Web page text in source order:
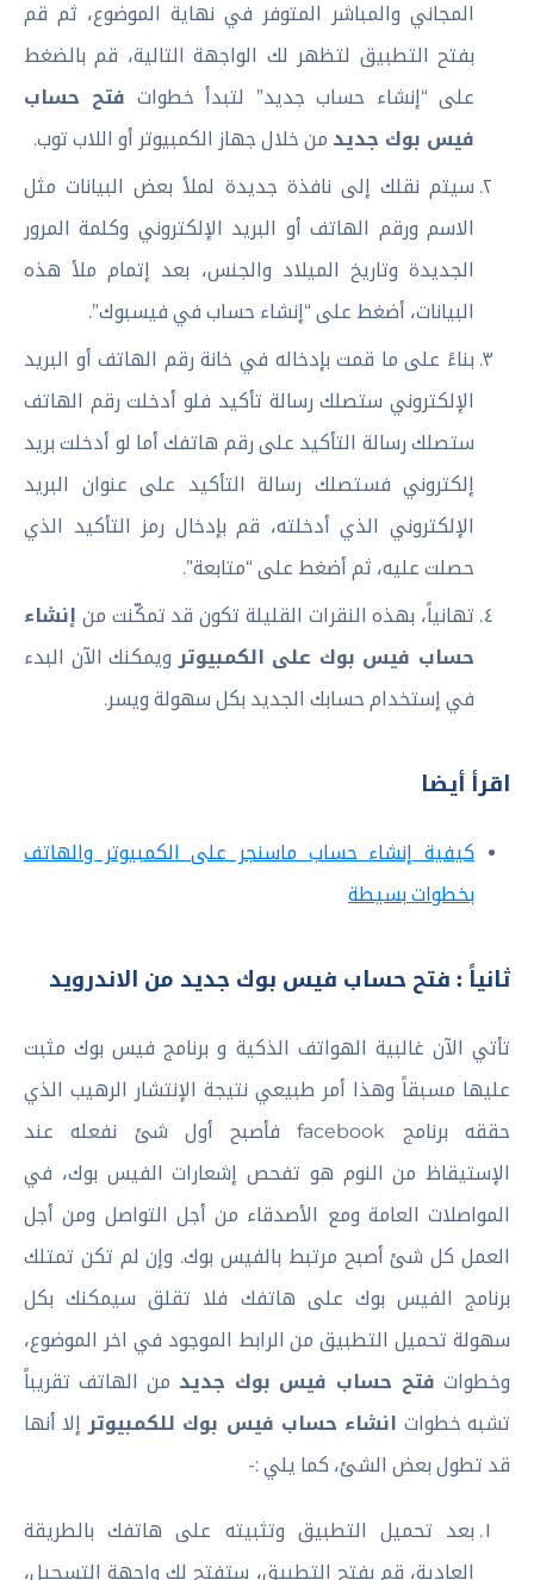
المجاني والمباشر المتوفر في نهاية الموضوع، ثم قم
بفتح التطبيق لتظهر لك الواجهة التالية، قم بالضغط
على “إنشاء حساب جديد” لتبدأ خطوات فتح حساب
فيس بوك جديد من خلال جهاز الكمبيوتر أو اللاب توب.
سيتم نقلك إلى نافذة جديدة لملأ بعض البيانات مثل
الاسم ورقم الهاتف أو البريد الإلكتروني وكلمة المرور
الجديدة وتاريخ الميلاد والجنس، بعد إتمام ملأ هذه
البيانات، أضغط على “إنشاء حساب في فيسبوك”.
بناءً على ما قمت بإدخاله في خانة رقم الهاتف أو البريد
الإلكتروني ستصلك رسالة تأكيد فلو أدخلت رقم الهاتف
ستصلك رسالة التأكيد على رقم هاتفك أما لو أدخلت بريد
إلكتروني فستصلك رسالة التأكيد على عنوان البريد
الإلكتروني الذي أدخلته، قم بإدخال رمز التأكيد الذي
حصلت عليه، ثم أضغط على “متابعة”.
تهانياً، بهذه النقرات القليلة تكون قد تمكّنت من إنشاء
حساب فيس بوك على الكمبيوتر ويمكنك الآن البدء
في إستخدام حسابك الجديد بكل سهولة ويسر.
اقرأ أيضا
كيفية إنشاء حساب ماسنجر على الكمبيوتر والهاتف
بخطوات بسيطة
ثانياً : فتح حساب فيس بوك جديد من الاندرويد
تأتي الآن غالبية الهواتف الذكية و برنامج فيس بوك مثبت
عليها مسبقاً وهذا أمر طبيعي نتيجة الإنتشار الرهيب الذي
حققه برنامج facebook فأصبح أول شئ نفعله عند
الإستيقاظ من النوم هو تفحص إشعارات الفيس بوك، في
المواصلات العامة ومع الأصدقاء من أجل التواصل ومن أجل
العمل كل شئ أصبح مرتبط بالفيس بوك. وإن لم تكن تمتلك
برنامج الفيس بوك على هاتفك فلا تقلق سيمكنك بكل
سهولة تحميل التطبيق من الرابط الموجود في اخر الموضوع،
وخطوات فتح حساب فيس بوك جديد من الهاتف تقريباً
تشبه خطوات انشاء حساب فيس بوك للكمبيوتر إلا أنها
قد تطول بعض الشئ، كما يلي :-
بعد تحميل التطبيق وتثبيته على هاتفك بالطريقة
العادية، قم بفتح التطبيق، ستفتح لك واجهة التسجيل،